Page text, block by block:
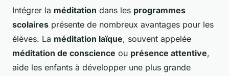
Intégrer la méditation dans les programmes
scolaires présente de nombreux avantages pour les
élèves. La méditation laïque, souvent appelée
méditation de conscience ou présence attentive,
aide les enfants à développer une plus grande